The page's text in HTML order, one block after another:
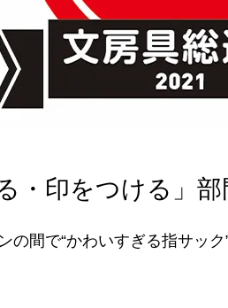
・印をつける」
の間で“かわいすぎる指サッ